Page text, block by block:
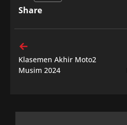
Share
Klasemen Akhir Moto2
Musim 2024